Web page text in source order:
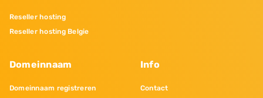
Reseller hosting
Reseller hosting Belgie
Domeinnaam
Domeinnaam registreren
Info
Contact